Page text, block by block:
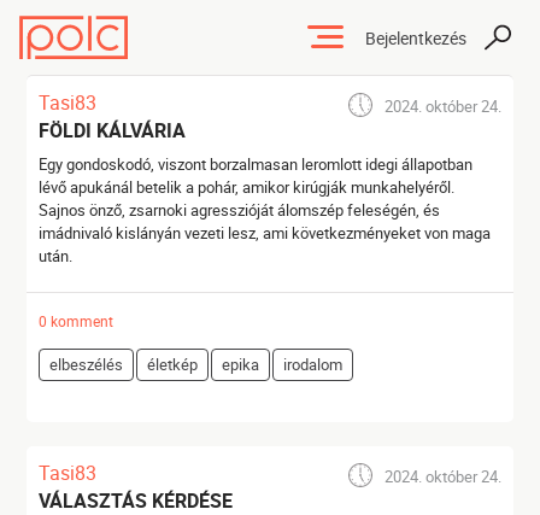
Bejelentkezés
Tasi83 2024. október 24.
FÖLDI KÁLVÁRIA
Egy gondoskodó, viszont borzalmasan leromlott idegi állapotban
lévő apukánál betelik a pohár, amikor kirúgják munkahelyéről.
Sajnos önző, zsarnoki agresszióját álomszép feleségén, és
imádnivaló kislányán vezeti lesz, ami következményeket von maga
után.
0 komment
elbeszélés életkép epika irodalom
Tasi83 2024. október 24.
VÁLASZTÁS KÉRDÉSE